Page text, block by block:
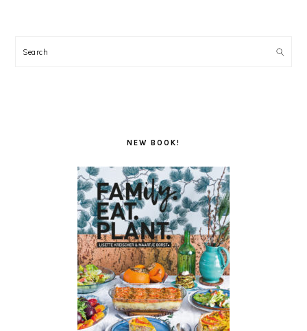
Search
NEW BOOK!